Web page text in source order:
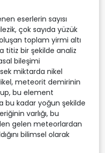
eserlerin sayısı
çok sayıda yüzük
toplam yirmi altı
titiz bir şekilde analiz
bileşimi
miktarda nikel
meteorit demirinin
bu element
bu kadar yoğun şekilde
varlığı, bu
gelen meteorlardan
bilimsel olarak